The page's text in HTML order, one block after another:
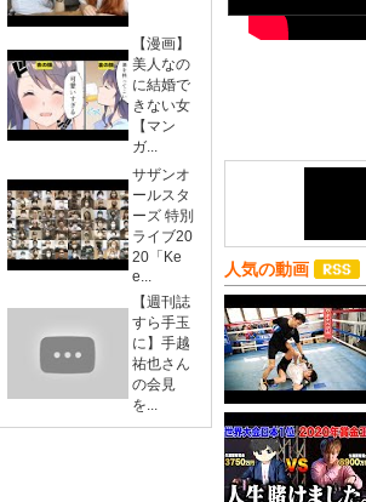
【漫画】
美人なの
に結婚で
きない女
【マン
ガ...
サザンオ
ールスタ
ーズ 特別
ライブ20
20「Ke
e...
【週刊誌
すら手玉
に】手越
祐也さん
の会見
を...
人気の動画